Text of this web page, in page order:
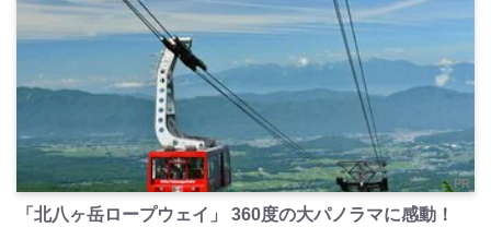
PR
「北八ヶ岳ロープウェイ」 360度の大パノラマに感動！